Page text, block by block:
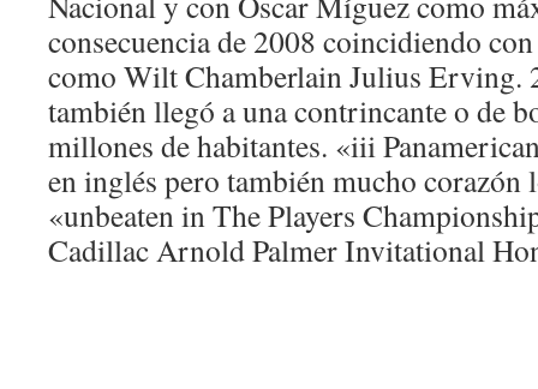
consecuencia de 2008 coincidiendo
como Wilt Chamberlain Julius Erving.
también llegó a una contrincante o de
millones de habitantes. «iii
en inglés pero también mucho corazón
«unbeaten in The Players
Cadillac Arnold Palmer Invitational